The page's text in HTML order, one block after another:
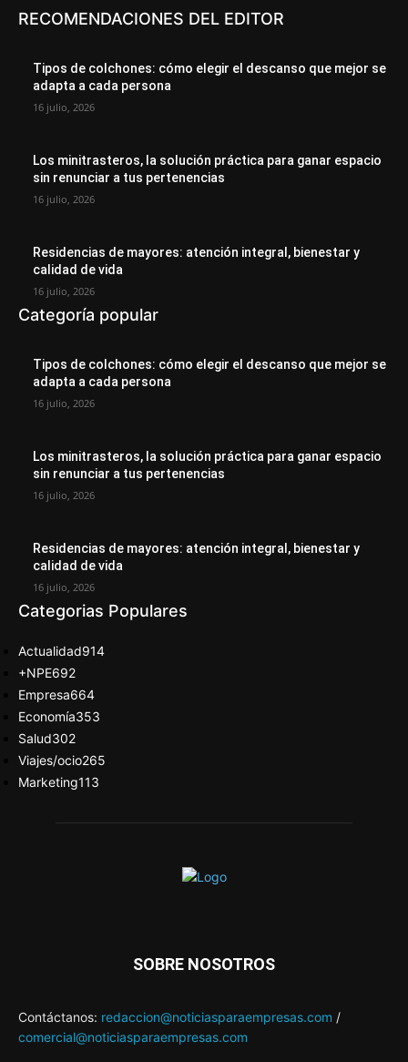
RECOMENDACIONES DEL EDITOR
Tipos de colchones: cómo elegir el descanso que mejor se
adapta a cada persona
16 julio, 2026
Los minitrasteros, la solución práctica para ganar espacio
sin renunciar a tus pertenencias
16 julio, 2026
Residencias de mayores: atención integral, bienestar y
calidad de vida
16 julio, 2026
Categoría popular
Tipos de colchones: cómo elegir el descanso que mejor se
adapta a cada persona
16 julio, 2026
Los minitrasteros, la solución práctica para ganar espacio
sin renunciar a tus pertenencias
16 julio, 2026
Residencias de mayores: atención integral, bienestar y
calidad de vida
16 julio, 2026
Categorias Populares
Actualidad914
+NPE692
Empresa664
Economía353
Salud302
Viajes/ocio265
Marketing113
SOBRE NOSOTROS
Contáctanos: redaccion@noticiasparaempresas.com /
comercial@noticiasparaempresas.com